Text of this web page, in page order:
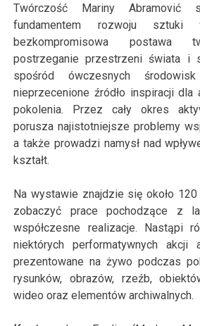
Twórczość Mariny Abramović
fundamentem rozwoju sztuki
bezkompromisowa postawa
postrzeganie przestrzeni świata i
spośród ówczesnych
nieprzecenione źródło inspiracji dla
pokolenia. Przez cały okres
porusza najistotniejsze problemy
a także prowadzi namysł nad
kształt.
Na wystawie znajdzie się około 120
zobaczyć prace pochodzące z
współczesne realizacje. Nastąpi
niektórych performatywnych akcji
prezentowane na żywo podczas
rysunków, obrazów, rzeźb,
wideo oraz elementów archiwalnych.